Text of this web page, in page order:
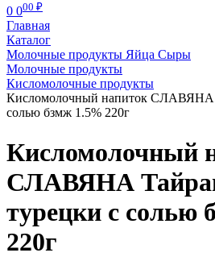
0 000 ₽
Главная
Каталог
Молочные продукты Яйца Сыры
Молочные продукты
Кисломолочные продукты
Кисломолочный напиток СЛАВЯНА
солью бзмж 1.5% 220г
Кисломолочный
СЛАВЯНА
турецки с солью
220г